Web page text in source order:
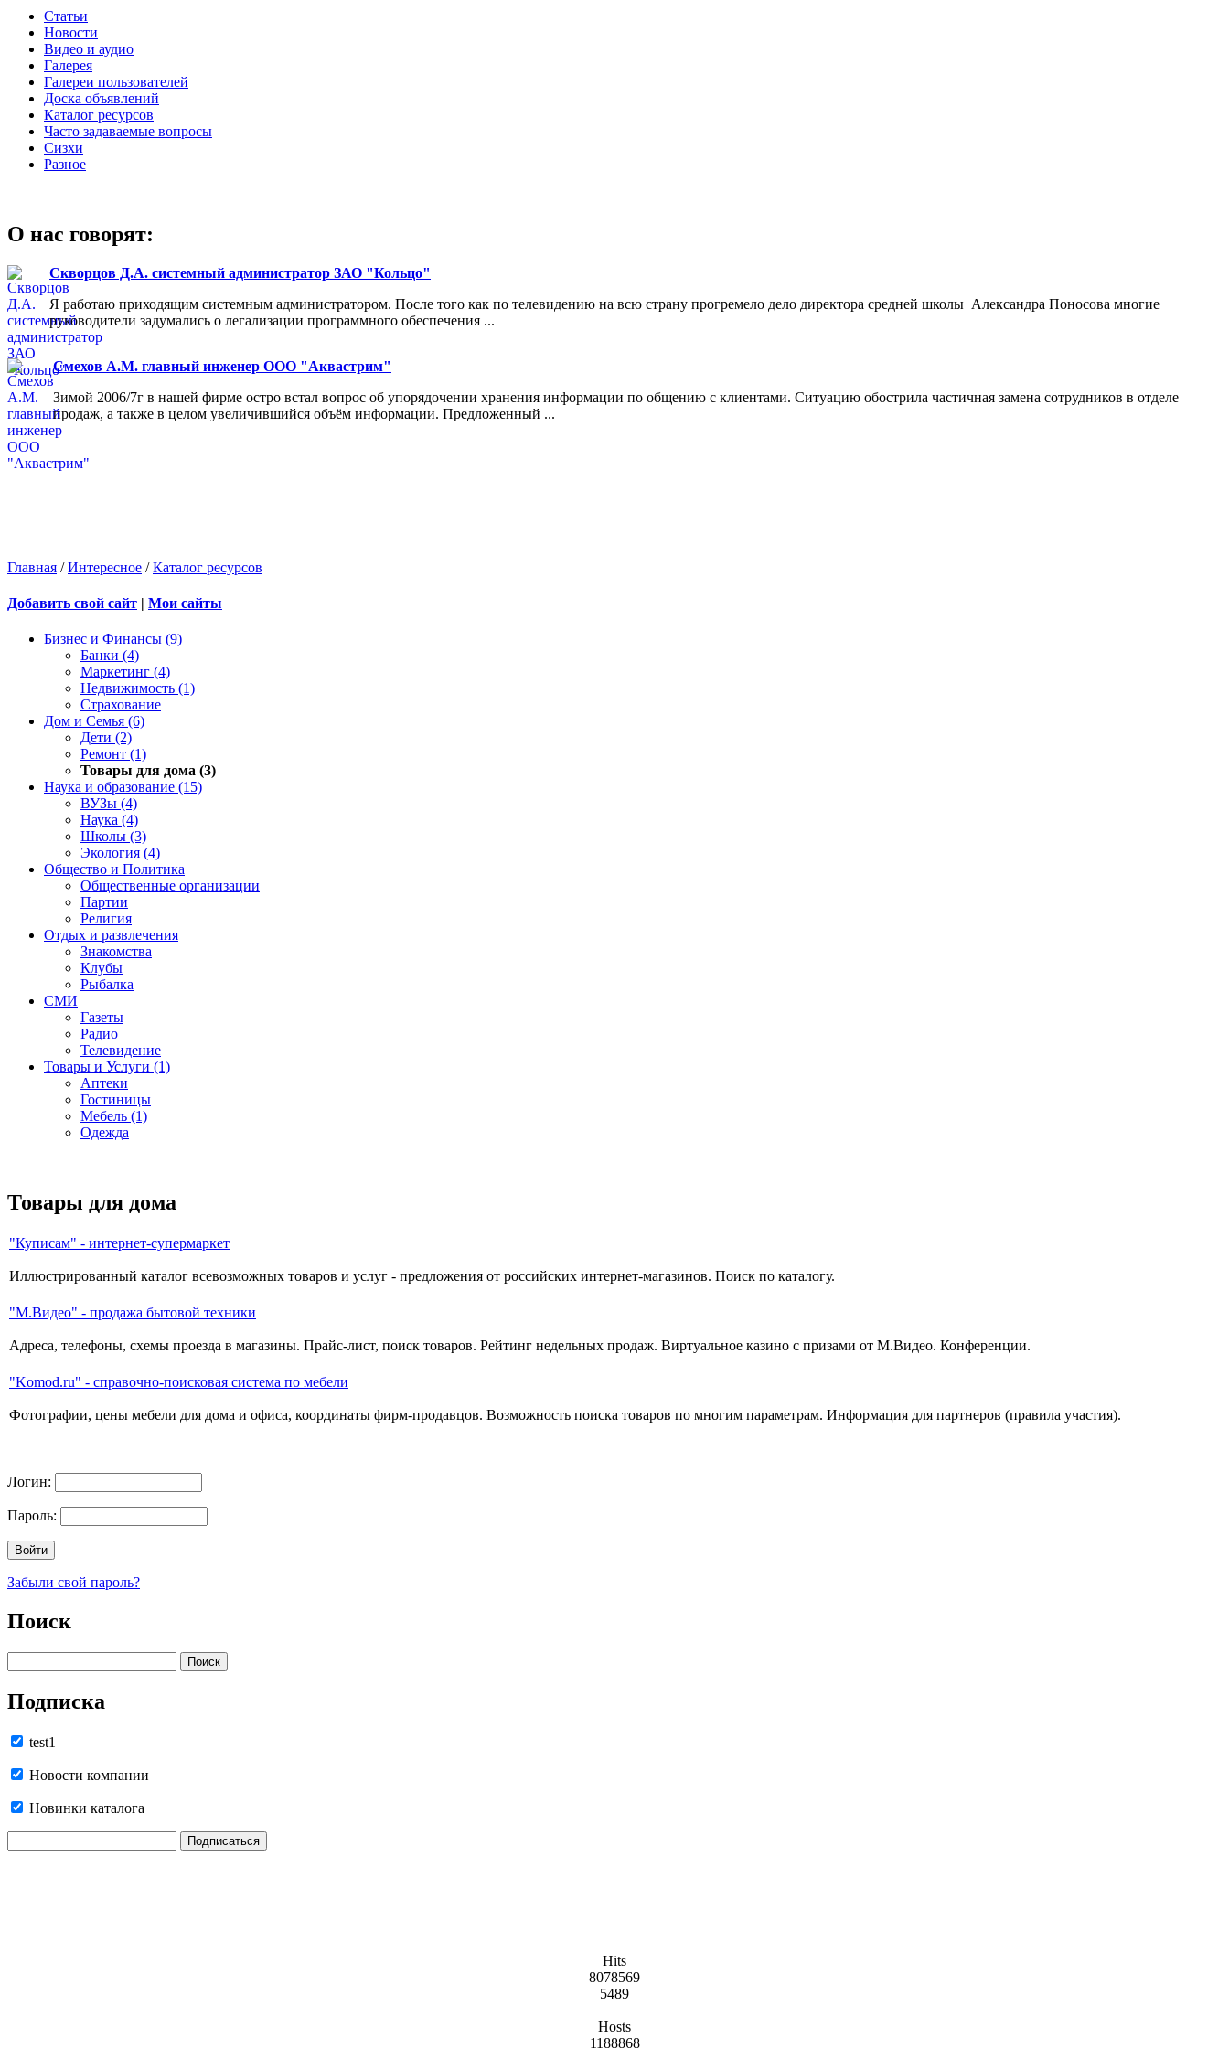
Статьи
Новости
Видео и аудио
Галерея
Галереи пользователей
Доска объявлений
Каталог ресурсов
Часто задаваемые вопросы
Сизхи
Разное
О нас говорят:
Скворцов Д.А. системный администратор ЗАО "Кольцо"
Я работаю приходящим системным администратором. После того как по телевидению на всю страну прогремело дело директора средней школы Александра Поносова многие
руководители задумались о легализации программного обеспечения ...
Смехов А.М. главный инженер ООО "Аквастрим"
Зимой 2006/7г в нашей фирме остро встал вопрос об упорядочении хранения информации по общению с клиентами. Ситуацию обострила частичная замена сотрудников в отделе
продаж, а также в целом увеличившийся объём информации. Предложенный ...
Главная /Интересное /Каталог ресурсов
Добавить свой сайт | Мои сайты
Бизнес и Финансы (9)
Банки (4)
Маркетинг (4)
Недвижимость (1)
Страхование
Дом и Семья (6)
Дети (2)
Ремонт (1)
Товары для дома (3)
Наука и образование (15)
ВУЗы (4)
Наука (4)
Школы (3)
Экология (4)
Общество и Политика
Общественные организации
Партии
Религия
Отдых и развлечения
Знакомства
Клубы
Рыбалка
СМИ
Газеты
Радио
Телевидение
Товары и Услуги (1)
Аптеки
Гостиницы
Мебель (1)
Одежда
Товары для дома
"Куписам" - интернет-супермаркет
Иллюстрированный каталог всевозможных товаров и услуг - предложения от российских интернет-магазинов. Поиск по каталогу.
"М.Видео" - продажа бытовой техники
Адреса, телефоны, схемы проезда в магазины. Прайс-лист, поиск товаров. Рейтинг недельных продаж. Виртуальное казино с призами от М.Видео. Конференции.
"Komod.ru" - справочно-поисковая система по мебели
Фотографии, цены мебели для дома и офиса, координаты фирм-продавцов. Возможность поиска товаров по многим параметрам. Информация для партнеров (правила участия).
Логин:
Пароль:
Забыли свой пароль?
Поиск
Подписка
test1
Новости компании
Новинки каталога
Hits
8078569
5489
Hosts
1188868